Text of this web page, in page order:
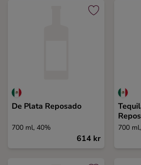
De Plata Reposado
700 ml, 40%
614 kr
700